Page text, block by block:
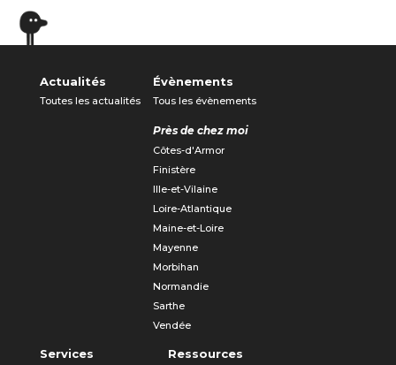
Actualités
Toutes les actualités
Évènements
Tous les évènements
Près de chez moi
Côtes-d'Armor
Finistère
Ille-et-Vilaine
Loire-Atlantique
Maine-et-Loire
Mayenne
Morbihan
Normandie
Sarthe
Vendée
Services Ressources